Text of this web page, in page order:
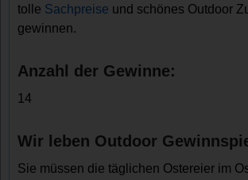
tolle Sachpreise und schönes Outdoor
gewinnen.
Anzahl der Gewinne:
14
Wir leben Outdoor
Sie müssen die täglichen Ostereier im